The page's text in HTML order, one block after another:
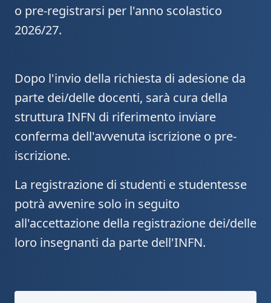
o pre-registrarsi per l'anno scolastico
2026/27.
Dopo l'invio della richiesta di adesione da
parte dei/delle docenti, sarà cura della
struttura INFN di riferimento inviare
conferma dell'avvenuta iscrizione o pre-
iscrizione.
La registrazione di studenti e studentesse
potrà avvenire solo in seguito
all'accettazione della registrazione dei/delle
loro insegnanti da parte dell'INFN.